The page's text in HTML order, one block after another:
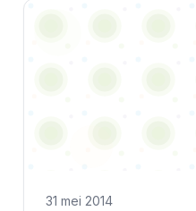
31 mei 2014